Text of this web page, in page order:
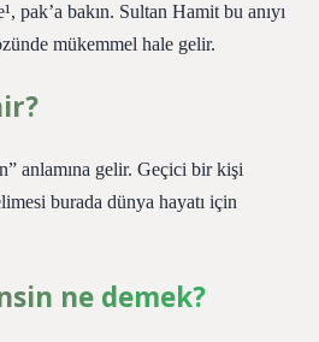
pak’a bakın. Sultan Hamit bu anıyı
mükemmel hale gelir.
anlamına gelir. Geçici bir kişi
burada dünya hayatı için
ne demek?